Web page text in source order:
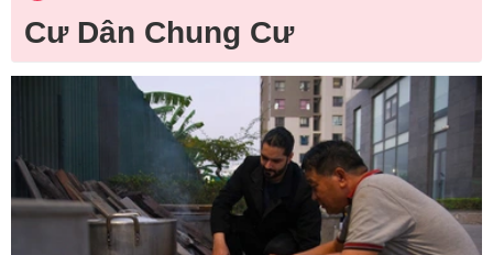
Cư Dân Chung Cư